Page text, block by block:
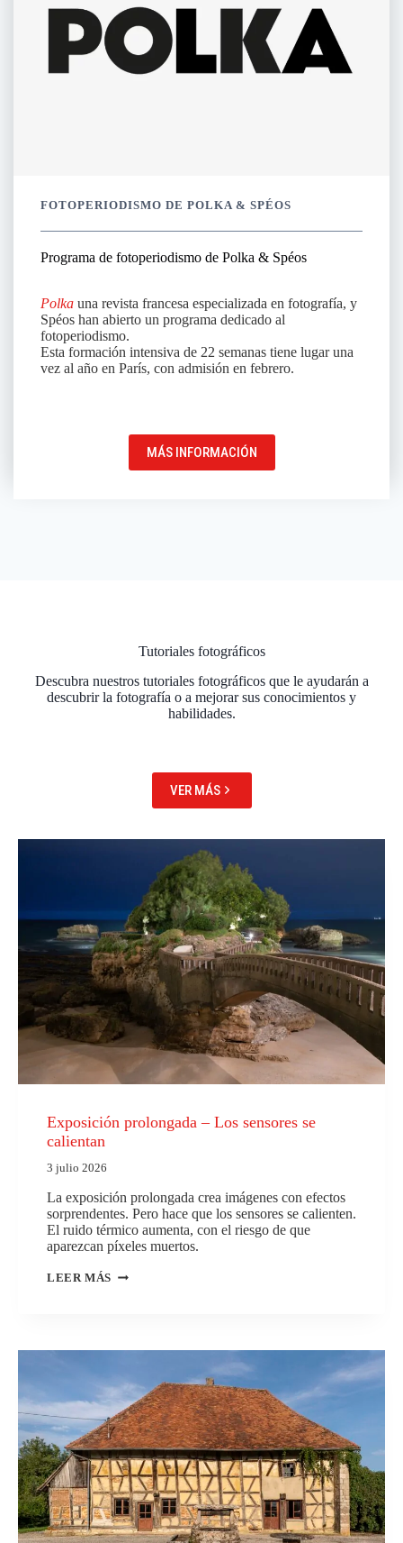
FOTOPERIODISMO DE POLKA & SPÉOS
Programa de fotoperiodismo de Polka & Spéos
Polka una revista francesa especializada en fotografía, y
Spéos han abierto un programa dedicado al
fotoperiodismo.
Esta formación intensiva de 22 semanas tiene lugar una
vez al año en París, con admisión en febrero.
MÁS INFORMACIÓN
Tutoriales fotográficos
Descubra nuestros tutoriales fotográficos que le ayudarán a
descubrir la fotografía o a mejorar sus conocimientos y
habilidades.
VER MÁS
Exposición prolongada – Los sensores se
calientan
3 julio 2026
La exposición prolongada crea imágenes con efectos
sorprendentes. Pero hace que los sensores se calienten.
El ruido térmico aumenta, con el riesgo de que
aparezcan píxeles muertos.
LEER MÁS EXPOSICIÓN